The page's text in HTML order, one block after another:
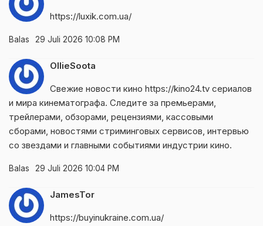
https://luxik.com.ua/
Balas 29 Juli 2026 10:08 PM
OllieSoota
Свежие новости кино https://kino24.tv сериалов
и мира кинематографа. Следите за премьерами,
трейлерами, обзорами, рецензиями, кассовыми
сборами, новостями стриминговых сервисов, интервью
со звездами и главными событиями индустрии кино.
Balas 29 Juli 2026 10:04 PM
JamesTor
https://buyinukraine.com.ua/